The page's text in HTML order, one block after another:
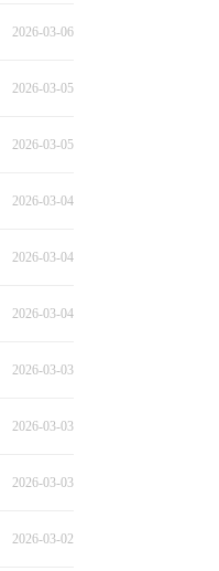
2026-03-06
2026-03-05
2026-03-05
2026-03-04
2026-03-04
2026-03-04
2026-03-03
2026-03-03
2026-03-03
2026-03-02